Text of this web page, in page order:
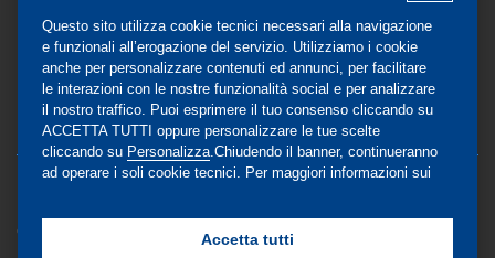
Questo sito utilizza cookie tecnici necessari alla navigazione
e funzionali all’erogazione del servizio. Utilizziamo i cookie
anche per personalizzare contenuti ed annunci, per facilitare
le interazioni con le nostre funzionalità social e per analizzare
il nostro traffico. Puoi esprimere il tuo consenso cliccando su
ACCETTA TUTTI oppure personalizzare le tue scelte
cliccando su Personalizza .Chiudendo il banner, continueranno
ad operare i soli cookie tecnici. Per maggiori informazioni sui
Accetta tutti
Notifica
COMMUNITY
Blog e Canali social
Gestione Consensi